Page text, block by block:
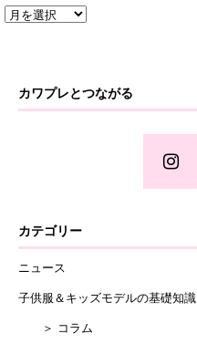
カワプレとつながる
カテゴリー
ニュース
子供服＆キッズモデルの基礎知識
＞ コラム